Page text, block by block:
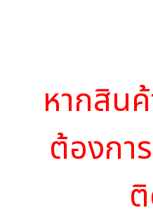
หากสิน
ต้องกา